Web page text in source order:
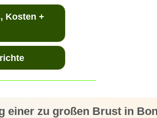
Kosten +
einer zu großen Brust in